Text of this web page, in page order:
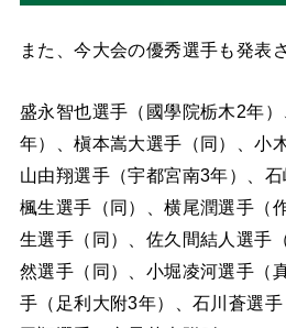
また、今大会の優秀選手も発表
盛永智也選手（國學院栃木2年
年）、槇本嵩大選手（同）、小
山由翔選手（宇都宮南3年）、
楓生選手（同）、横尾潤選手（
生選手（同）、佐久間結人選手
然選手（同）、小堀凌河選手（
手（足利大附3年）、石川蒼選